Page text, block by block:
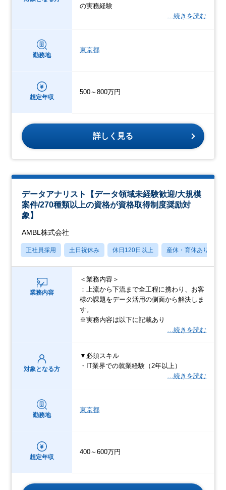
の実務経験
…続きを読む
勤務地
東京都
想定年収
500～800万円
詳しく見る
データアナリスト【データ領域未経験歓迎/大規模
案件/270種類以上の資格が資格取得制度奨励対
象】
AMBL株式会社
正社員採用 土日祝休み 休日120日以上 産休・育休あり
業務内容
＜業務内容＞
：上流から下流まで全工程に携わり、お客
様の課題をデータ活用の側面から解決しま
す。
※実務内容は以下に記載あり
…続きを読む
対象となる方
▼必須スキル
・IT業界での就業経験（2年以上）
…続きを読む
勤務地
東京都
想定年収
400～600万円